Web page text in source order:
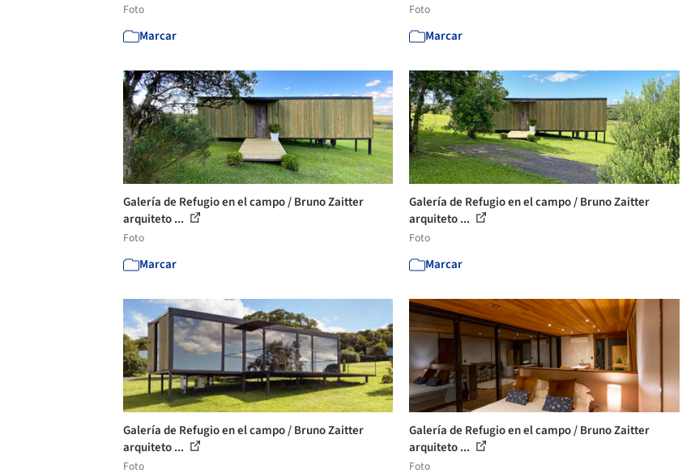
Foto
Marcar
Foto
Marcar
Galería de Refugio en el campo / Bruno Zaitter
arquiteto ...
Foto
Marcar
Galería de Refugio en el campo / Bruno Zaitter
arquiteto ...
Foto
Marcar
Galería de Refugio en el campo / Bruno Zaitter
arquiteto ...
Foto
Galería de Refugio en el campo / Bruno Zaitter
arquiteto ...
Foto